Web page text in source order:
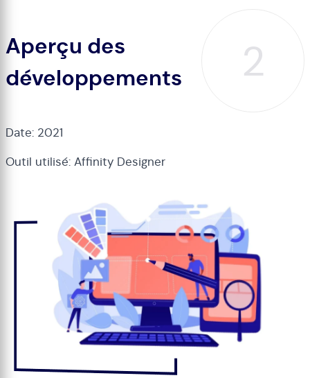
2
Aperçu des
développements
Date: 2021
Outil utilisé: Affinity Designer